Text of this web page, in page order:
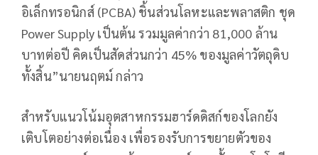
อิเล็กทรอนิกส์ (PCBA) ชิ้นส่วนโลหะและพลาสติก ชุด
Power Supply เป็นต้น รวมมูลค่ากว่า 81,000 ล้าน
บาทต่อปี คิดเป็นสัดส่วนกว่า 45% ของมูลค่าวัตถุดิบ
ทั้งสิ้น”นายนฤตม์ กล่าว
สำหรับแนวโน้มอุตสาหกรรมฮาร์ดดิสก์ของโลกยัง
เติบโตอย่างต่อเนื่อง เพื่อรองรับการขยายตัวของ